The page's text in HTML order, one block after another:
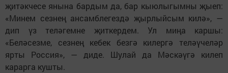
җитәкчесе янына бардым да, бар кыюлыгымны җыеп:
«Минем сезнең ансамблегездә җырлыйсым килә», —
дип үз теләгемне җиткердем. Ул миңа каршы:
«Беләсезме, сезнең кебек безгә килергә теләүчеләр
ярты Россия», — диде. Шулай да Мәскәүгә килеп
карарга кушты.